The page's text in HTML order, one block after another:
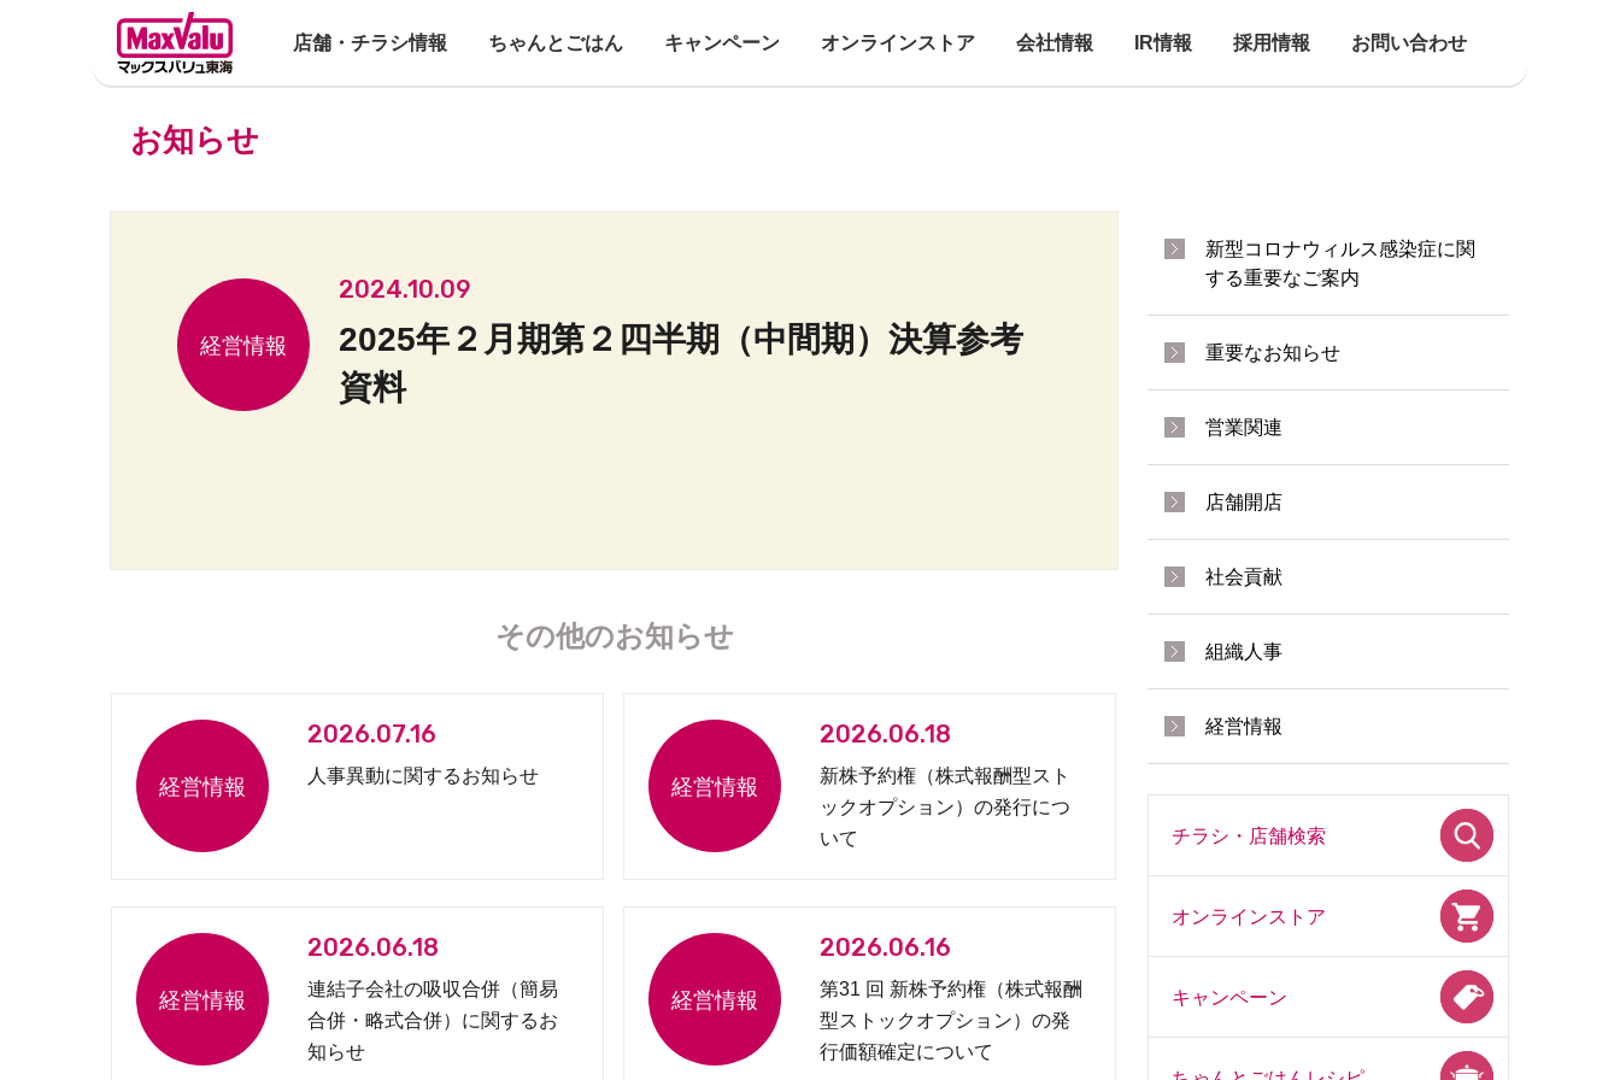
店舗・チラシ情報 ちゃんとごはん キャンペーン オンラインストア 会社情報 IR情報 採用情報 お問い合わせ
お知らせ
2024.10.09
2025年２月期第２四半期（中間期）決算参考
資料
その他のお知らせ
2026.07.16
人事異動に関するお知らせ
2026.06.18
新株予約権（株式報酬型スト
ックオプション）の発行につ
いて
2026.06.18
連結子会社の吸収合併（簡易
合併・略式合併）に関するお
知らせ
2026.06.16
第31 回 新株予約権（株式報酬
型ストックオプション）の発
行価額確定について
新型コロナウィルス感染症に関
する重要なご案内
重要なお知らせ
営業関連
店舗開店
社会貢献
組織人事
経営情報
チラシ・店舗検索
オンラインストア
キャンペーン